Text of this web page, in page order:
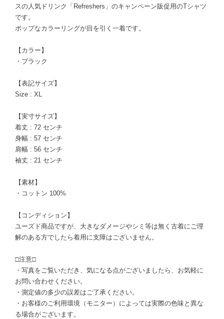
スの人気ドリンク「Refreshers」のキャンペーン販促用のTシャツ
です。
ポップなカラーリングが目を引く一着です。
【カラー】
・ブラック
【表記サイズ】
Size : XL
【実寸サイズ】
着丈 : 72 センチ
身幅 : 57 センチ
肩幅 : 56 センチ
袖丈 : 21 センチ
【素材】
・コットン 100%
【コンディション】
ユーズド商品ですが、大きなダメージやシミ等は無く古着にご理
解のある方でしたら着用に支障はございません。
□注意□
・写真をご覧いただき、気になる点がございましたら、お気軽に
お問い合わせください。
・測定値の多少の誤差はご了承ください。
・お客様のご利用環境（モニター）によっては実際の色味と異な
る場合がございます。